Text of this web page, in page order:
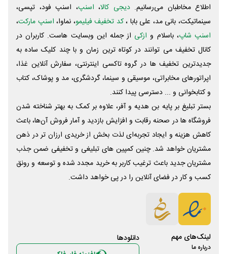
اطلاع مخاطبان می‌رسانیم. دیجی کالا، اسنپ، اسنپ فود، تپسی،
سینماتیکت، بانی مد، علی‌ بابا ،کد تخفیف فیلیمو، نماوا، اسنپ مارکت،
اسنپ شاپ، باسلام و ازکی از جمله این وبسایت ‌هاست. کاربران در
کانال تخفیف می توانند در کوتاه ترین زمان و با چند کلیک ساده به
جدیدترین تخفیف ها در گروه تاکسی اینترنتی، سفارش آنلاین غذا،
اپراتورهای مخابراتی، موسیقی و سینما، گردشگری، مد و پوشاک، کتاب
و کتابخوانی و ... دسترسی پیدا کنند.
بستر تبلیغ بر پایه بن هدیه و آفر، علاوه بر کمک به بهتر شناخته شدن
فروشگاه ها در صحنه رقابت و افزایش بازدید و آمار فروش آن‌ها، باعث
کاهش هزینه و ایجاد تجربه‌ای لذت بخش از خریدی ارزان تر در ذهن
مشتریان خواهد شد. چنین کمپین های تبلیغی و تخفیفی ضمن جذب
مشتریان جدید باعث ترغیب کاربر به خرید مجدد شده و توسعه و رونق
کسب و کار در فضای آنلاین را در پی خواهد داشت.
لینک‌های مهم
درباره ما
دانلود‌ها